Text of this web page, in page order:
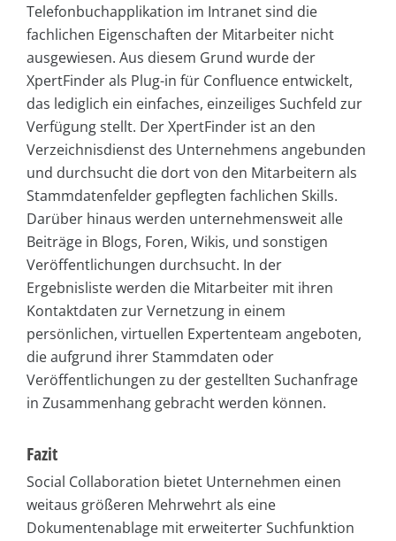
Telefonbuchapplikation im Intranet sind die
fachlichen Eigenschaften der Mitarbeiter nicht
ausgewiesen. Aus diesem Grund wurde der
XpertFinder als Plug-in für Confluence entwickelt,
das lediglich ein einfaches, einzeiliges Suchfeld zur
Verfügung stellt. Der XpertFinder ist an den
Verzeichnisdienst des Unternehmens angebunden
und durchsucht die dort von den Mitarbeitern als
Stammdatenfelder gepflegten fachlichen Skills.
Darüber hinaus werden unternehmensweit alle
Beiträge in Blogs, Foren, Wikis, und sonstigen
Veröffentlichungen durchsucht. In der
Ergebnisliste werden die Mitarbeiter mit ihren
Kontaktdaten zur Vernetzung in einem
persönlichen, virtuellen Expertenteam angeboten,
die aufgrund ihrer Stammdaten oder
Veröffentlichungen zu der gestellten Suchanfrage
in Zusammenhang gebracht werden können.
Fazit
Social Collaboration bietet Unternehmen einen
weitaus größeren Mehrwehrt als eine
Dokumentenablage mit erweiterter Suchfunktion